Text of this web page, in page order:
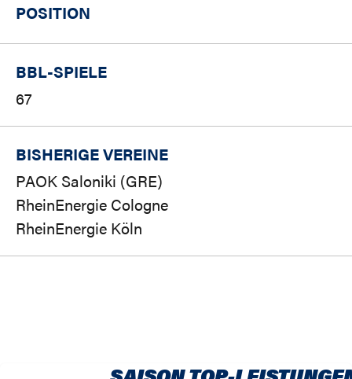
POSITION
BBL-SPIELE
67
BISHERIGE VEREINE
PAOK Saloniki (GRE)
RheinEnergie Cologne
RheinEnergie Köln